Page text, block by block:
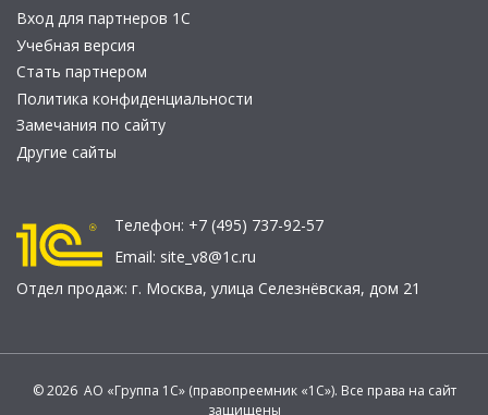
Вход для партнеров 1С
Учебная версия
Стать партнером
Политика конфиденциальности
Замечания по сайту
Другие сайты
Телефон: +7 (495) 737-92-57
Email: site_v8@1c.ru
Отдел продаж: г. Москва, улица Селезнёвская, дом 21
© 2026 АО «Группа 1С» (правопреемник «1С»). Все права на сайт
защищены